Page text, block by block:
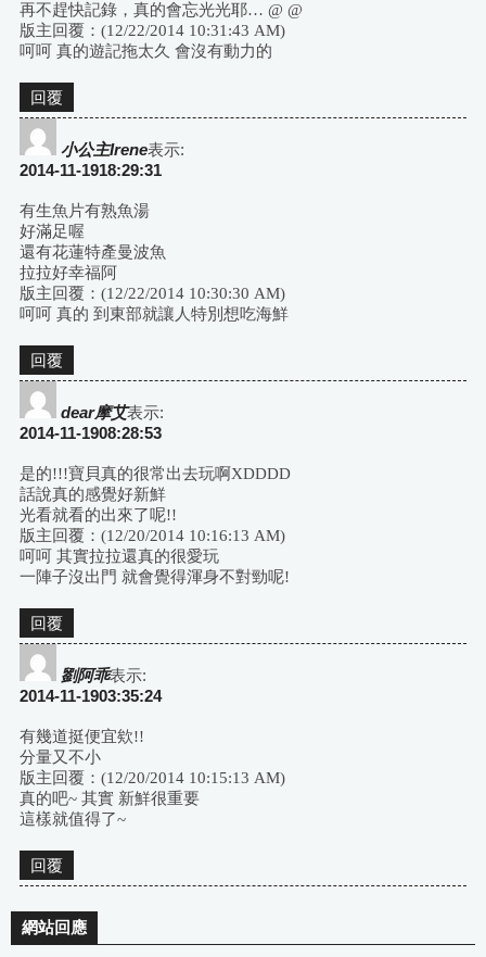
再不趕快記錄，真的會忘光光耶… @ @
版主回覆：(12/22/2014 10:31:43 AM)
呵呵 真的遊記拖太久 會沒有動力的
回覆
小公主Irene表示:
2014-11-1918:29:31
有生魚片有熟魚湯
好滿足喔
還有花蓮特產曼波魚
拉拉好幸福阿
版主回覆：(12/22/2014 10:30:30 AM)
呵呵 真的 到東部就讓人特別想吃海鮮
回覆
dear摩艾表示:
2014-11-1908:28:53
是的!!!寶貝真的很常出去玩啊XDDDD
話說真的感覺好新鮮
光看就看的出來了呢!!
版主回覆：(12/20/2014 10:16:13 AM)
呵呵 其實拉拉還真的很愛玩
一陣子沒出門 就會覺得渾身不對勁呢!
回覆
劉阿乖表示:
2014-11-1903:35:24
有幾道挺便宜欸!!
分量又不小
版主回覆：(12/20/2014 10:15:13 AM)
真的吧~ 其實 新鮮很重要
這樣就值得了~
回覆
網站回應